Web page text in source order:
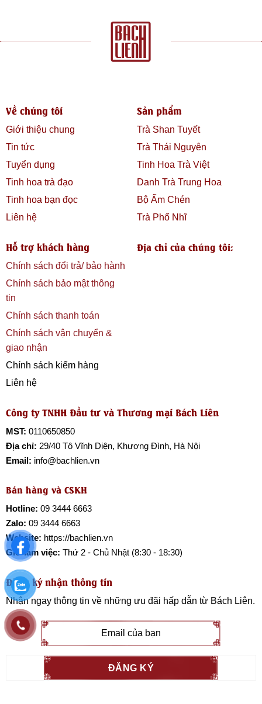
Về chúng tôi
Giới thiệu chung
Tin tức
Tuyển dụng
Tinh hoa trà đạo
Tinh hoa bạn đọc
Liên hệ
Sản phẩm
Trà Shan Tuyết
Trà Thái Nguyên
Tinh Hoa Trà Việt
Danh Trà Trung Hoa
Bộ Ấm Chén
Trà Phổ Nhĩ
Hỗ trợ khách hàng
Chính sách đổi trả/ bảo hành
Chính sách bảo mật thông
tin
Chính sách thanh toán
Chính sách vận chuyển &
giao nhận
Chính sách kiểm hàng
Liên hệ
Địa chỉ của chúng tôi:
Công ty TNHH Đầu tư và Thương mại Bách Liên
MST: 0110650850
Địa chỉ: 29/40 Tô Vĩnh Diện, Khương Đình, Hà Nội
Email: info@bachlien.vn
Bán hàng và CSKH
Hotline: 09 3444 6663
Zalo: 09 3444 6663
Website: https://bachlien.vn
Giờ làm việc: Thứ 2 - Chủ Nhật (8:30 - 18:30)
Đăng ký nhận thông tin
Nhận ngay thông tin về những ưu đãi hấp dẫn từ Bách Liên.